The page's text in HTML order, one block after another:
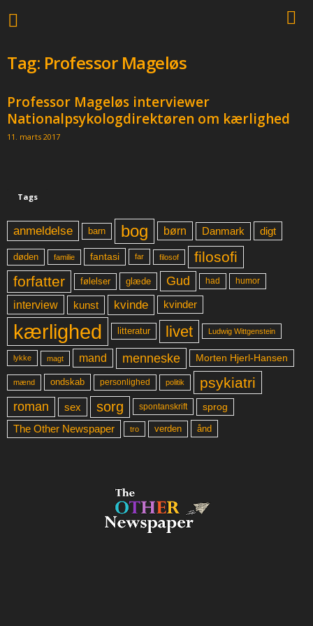
Tag: Professor Mageløs
Professor Mageløs interviewer
Nationalpsykologdirektøren om kærlighed
11. marts 2017
Tags
anmeldelse barn bog børn Danmark digt
døden familie fantasi far filosof
filosofi
forfatter
følelser glæde Gud had humor
interview kunst kvinde kvinder
kærlighed litteratur livet Ludwig Wittgenstein
lykke magt mand menneske Morten Hjerl-Hansen
mænd ondskab personlighed politik psykiatri
roman sex sorg spontanskrift sprog
The Other Newspaper tro verden ånd